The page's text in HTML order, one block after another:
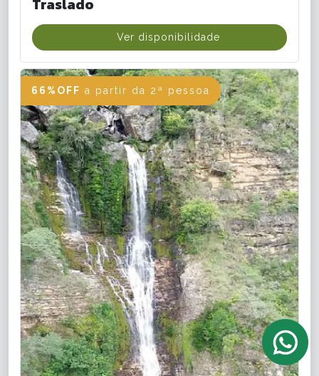
Traslado
Ver disponibilidade
66%OFF a partir da 2ª pessoa